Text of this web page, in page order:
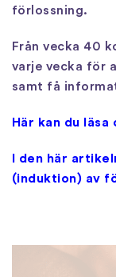
förlossning.
Från vecka 40
varje vecka för
samt få
Här kan du läsa
I den här
(induktion) av